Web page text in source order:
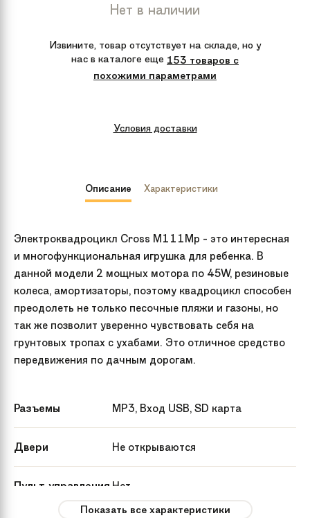
Нет в наличии
Извините, товар отсутствует на складе, но у
нас в каталоге еще 153 товаров с
похожими параметрами
Условия доставки
Описание Характеристики
Электроквадроцикл Cross М111Мp - это интересная
и многофункциональная игрушка для ребенка. В
данной модели 2 мощных мотора по 45W, резиновые
колеса, амортизаторы, поэтому квадроцикл способен
преодолеть не только песочные пляжи и газоны, но
так же позволит уверенно чувствовать себя на
грунтовых тропах с ухабами. Это отличное средство
передвижения по дачным дорогам.
Разъемы МР3, Вход USB, SD карта
Двери Не открываются
Пульт управления Нет
Показать все характеристики